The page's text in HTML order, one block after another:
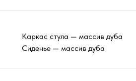
Каркас стула — массив дуба
Сиденье — массив дуба